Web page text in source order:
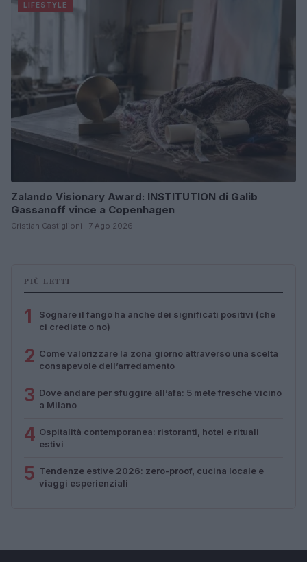
LIFESTYLE
Zalando Visionary Award: INSTITUTION di Galib
Gassanoff vince a Copenhagen
Cristian Castiglioni · 7 Ago 2026
PIÙ LETTI
1
Sognare il fango ha anche dei significati positivi (che
ci crediate o no)
2 Come valorizzare la zona giorno attraverso una scelta
consapevole dell’arredamento
3 Dove andare per sfuggire all’afa: 5 mete fresche vicino
a Milano
4 Ospitalità contemporanea: ristoranti, hotel e rituali
estivi
5 Tendenze estive 2026: zero-proof, cucina locale e
viaggi esperienziali